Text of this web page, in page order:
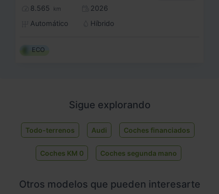
8.565 km
2026
Automático
Híbrido
ECO
Sigue explorando
Todo-terrenos Audi Coches financiados
Coches KM 0 Coches segunda mano
Otros modelos que pueden interesarte